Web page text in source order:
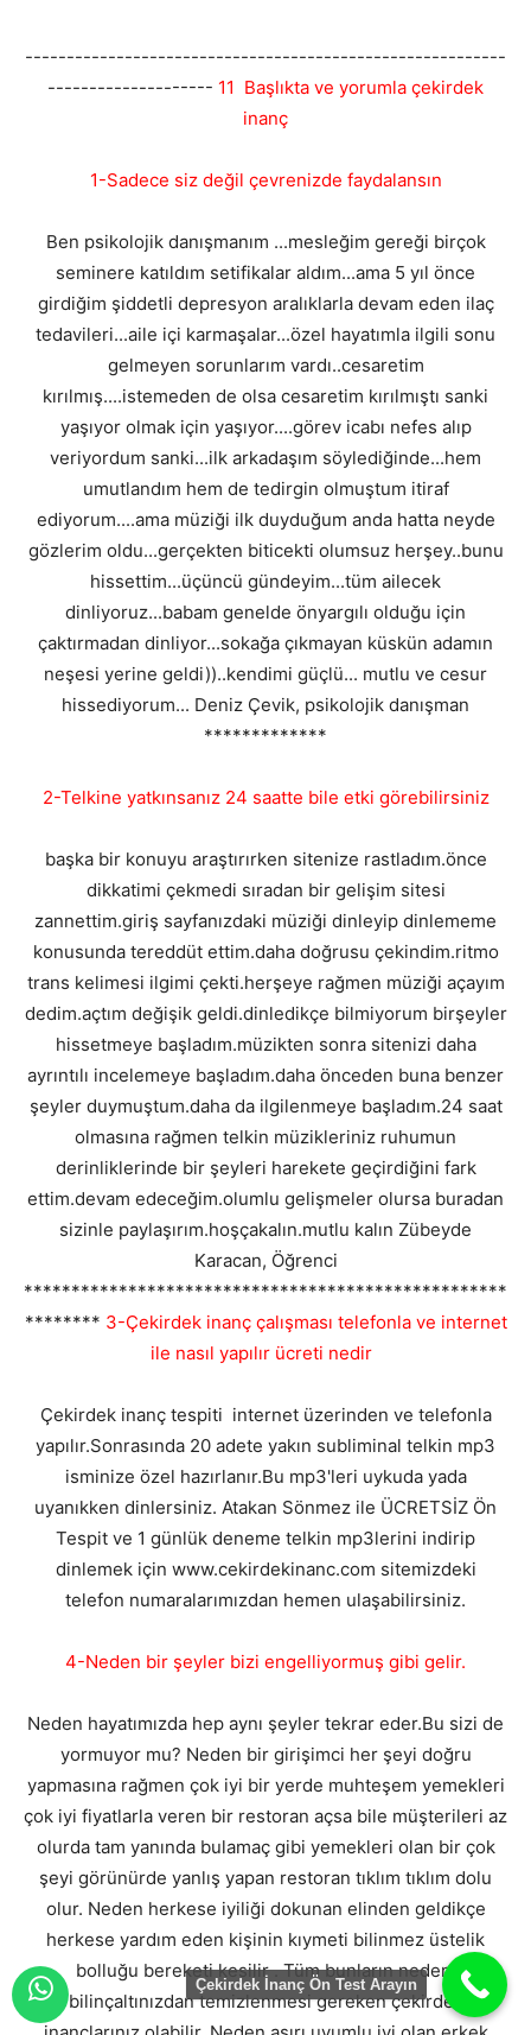
----------------------------------------------------------
-------------------- 11 Başlıkta ve yorumla çekirdek
inanç
1-Sadece siz değil çevrenizde faydalansın
Ben psikolojik danışmanım ...mesleğim gereği birçok
seminere katıldım setifikalar aldım...ama 5 yıl önce
girdiğim şiddetli depresyon aralıklarla devam eden ilaç
tedavileri...aile içi karmaşalar...özel hayatımla ilgili sonu
gelmeyen sorunlarım vardı..cesaretim
kırılmış....istemeden de olsa cesaretim kırılmıştı sanki
yaşıyor olmak için yaşıyor....görev icabı nefes alıp
veriyordum sanki...ilk arkadaşım söylediğinde...hem
umutlandım hem de tedirgin olmuştum itiraf
ediyorum....ama müziği ilk duyduğum anda hatta neyde
gözlerim oldu...gerçekten biticekti olumsuz herşey..bunu
hissettim...üçüncü gündeyim...tüm ailecek
dinliyoruz...babam genelde önyargılı olduğu için
çaktırmadan dinliyor...sokağa çıkmayan küskün adamın
neşesi yerine geldi))..kendimi güçlü... mutlu ve cesur
hissediyorum... Deniz Çevik, psikolojik danışman
*************
2-Telkine yatkınsanız 24 saatte bile etki görebilirsiniz
başka bir konuyu araştırırken sitenize rastladım.önce
dikkatimi çekmedi sıradan bir gelişim sitesi
zannettim.giriş sayfanızdaki müziği dinleyip dinlememe
konusunda tereddüt ettim.daha doğrusu çekindim.ritmo
trans kelimesi ilgimi çekti.herşeye rağmen müziği açayım
dedim.açtım değişik geldi.dinledikçe bilmiyorum birşeyler
hissetmeye başladım.müzikten sonra sitenizi daha
ayrıntılı incelemeye başladım.daha önceden buna benzer
şeyler duymuştum.daha da ilgilenmeye başladım.24 saat
olmasına rağmen telkin müzikleriniz ruhumun
derinliklerinde bir şeyleri harekete geçirdiğini fark
ettim.devam edeceğim.olumlu gelişmeler olursa buradan
sizinle paylaşırım.hoşçakalın.mutlu kalın Zübeyde
Karacan, Öğrenci
***************************************************
******** 3-Çekirdek inanç çalışması telefonla ve internet
ile nasıl yapılır ücreti nedir
Çekirdek inanç tespiti internet üzerinden ve telefonla
yapılır.Sonrasında 20 adete yakın subliminal telkin mp3
isminize özel hazırlanır.Bu mp3'leri uykuda yada
uyanıkken dinlersiniz. Atakan Sönmez ile ÜCRETSİZ Ön
Tespit ve 1 günlük deneme telkin mp3lerini indirip
dinlemek için www.cekirdekinanc.com sitemizdeki
telefon numaralarımızdan hemen ulaşabilirsiniz.
4-Neden bir şeyler bizi engelliyormuş gibi gelir.
Neden hayatımızda hep aynı şeyler tekrar eder.Bu sizi de
yormuyor mu? Neden bir girişimci her şeyi doğru
yapmasına rağmen çok iyi bir yerde muhteşem yemekleri
çok iyi fiyatlarla veren bir restoran açsa bile müşterileri az
olurda tam yanında bulamaç gibi yemekleri olan bir çok
şeyi görünürde yanlış yapan restoran tıklım tıklım dolu
olur. Neden herkese iyiliği dokunan elinden geldikçe
herkese yardım eden kişinin kıymeti bilinmez üstelik
bolluğu bereketi kesilir . Tüm bunların nedeni
bilinçaltınızdan temizlenmesi gereken çekirdek
Çekirdek İnanç Ön Test Arayın